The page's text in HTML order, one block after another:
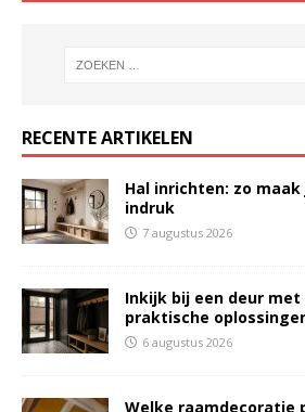
RECENTE ARTIKELEN
Hal inrichten: zo
indruk
7 augustus 2026
Inkijk bij een deur
praktische
6 augustus 2026
Welke raamdecoratie